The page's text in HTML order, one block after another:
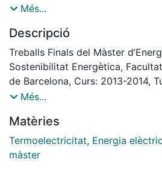
sociedad, no solamente por la
medioambiente. Además,
de energía es un proceso
estimándose que más de la
producida es disipada en forma
escenario, la conversión de
eficiencia de muchos de los
domésticos actuales.
Durante esta tesis se ha hecho
Més...
Descripció
Treballs Finals del Màster
Sostenibilitat Energètica,
de Barcelona, Curs: 2013-2014,
Codina i Silvia Ortega Torres
Més...
Matèries
Termoelectricitat, Energia
màster